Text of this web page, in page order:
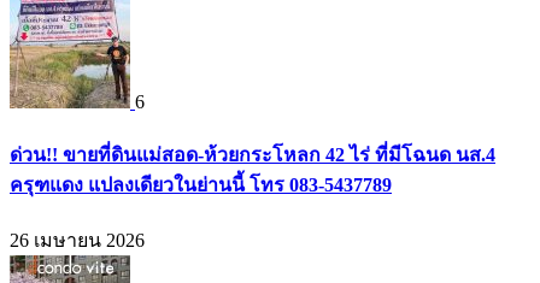
6
ด่วน!! ขายที่ดินแม่สอด-ห้วยกระโหลก 42 ไร่ ที่มีโฉนด นส.4
ครุฑแดง แปลงเดียวในย่านนี้ โทร 083-5437789
26 เมษายน 2026